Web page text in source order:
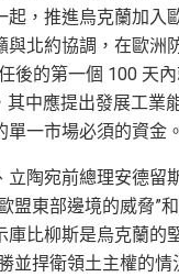
起，推進烏克蘭加入
北約協調，在歐洲
後的第一個 100 天
其中應提出發展工業
一市場必須的資金。
陶宛前總理安德留
盟東部邊境的威脅”
庫比柳斯是烏克蘭的
並捍衛領土主權的情